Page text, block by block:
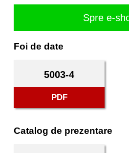
Spre e-
Foi de date
5003-4
PDF
Catalog de prezentare